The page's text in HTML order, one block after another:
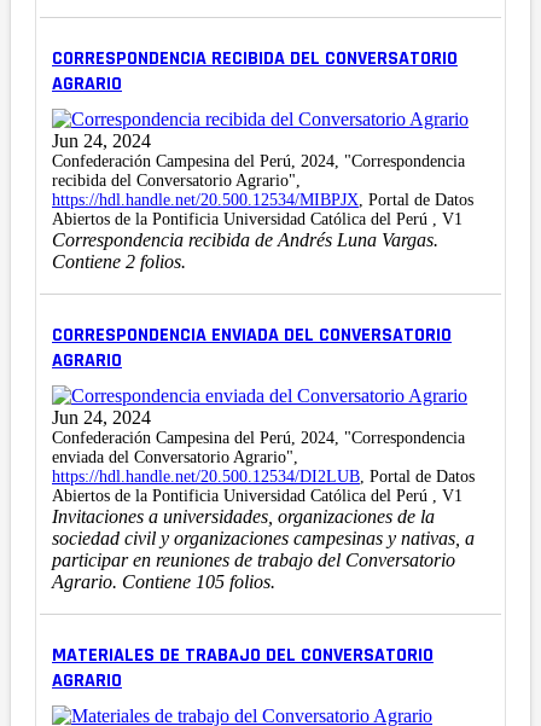
CORRESPONDENCIA RECIBIDA DEL CONVERSATORIO
AGRARIO
Jun 24, 2024
Confederación Campesina del Perú, 2024, "Correspondencia
recibida del Conversatorio Agrario",
https://hdl.handle.net/20.500.12534/MIBPJX, Portal de Datos
Abiertos de la Pontificia Universidad Católica del Perú , V1
Correspondencia recibida de Andrés Luna Vargas.
Contiene 2 folios.
CORRESPONDENCIA ENVIADA DEL CONVERSATORIO
AGRARIO
Jun 24, 2024
Confederación Campesina del Perú, 2024, "Correspondencia
enviada del Conversatorio Agrario",
https://hdl.handle.net/20.500.12534/DI2LUB, Portal de Datos
Abiertos de la Pontificia Universidad Católica del Perú , V1
Invitaciones a universidades, organizaciones de la
sociedad civil y organizaciones campesinas y nativas, a
participar en reuniones de trabajo del Conversatorio
Agrario. Contiene 105 folios.
MATERIALES DE TRABAJO DEL CONVERSATORIO
AGRARIO